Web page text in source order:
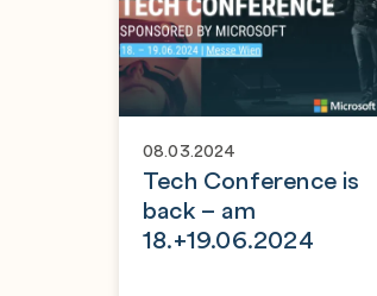
08.03.2024
Tech Conference is
back – am
18.+19.06.2024